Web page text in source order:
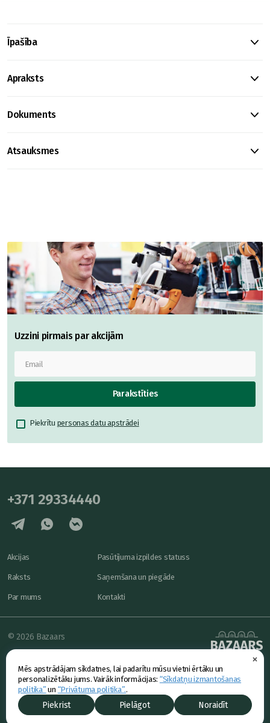
×
Mēs apstrādājam sīkdatnes, lai padarītu mūsu vietni ērtāku un
personalizētāku jums. Vairāk informācijas: “Sīkdatņu izmantošanas
politika” un “Privātuma politika”..
Piekrist Pielāgot Noraidīt
Īpašība
Apraksts
Dokuments
Atsauksmes
Uzzini pirmais par akcijām
Parakstīties
Piekrītu personas datu apstrādei
+371 29334440
Akcijas
Raksts
Par mums
Pasūtījuma izpildes statuss
Saņemšana un piegāde
Kontakti
powered by
© 2026 Bazaars
Konfidencialitāte
Piedāvājums